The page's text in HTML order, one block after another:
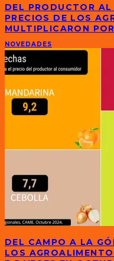
DEL PRODUCTOR
PRECIOS DE LOS
MULTIPLICARON
NOVEDADES
DEL CAMPO A LA
LOS